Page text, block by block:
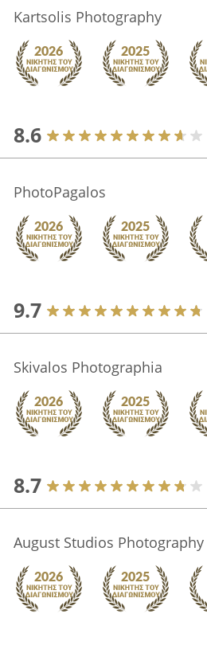
Kartsolis Photography
8.6
PhotoPagalos
9.7
Skivalos Photographia
8.7
August Studios Photography